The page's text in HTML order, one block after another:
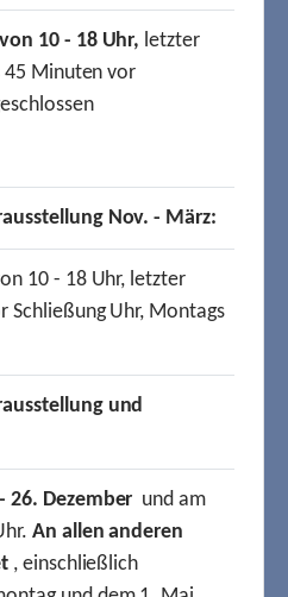
10 - 18 Uhr, letzter
45 Minuten vor
Nov. - März:
10 - 18 Uhr, letzter
Schließung Uhr, Montags
und
26. Dezember und am
An allen anderen
, einschließlich